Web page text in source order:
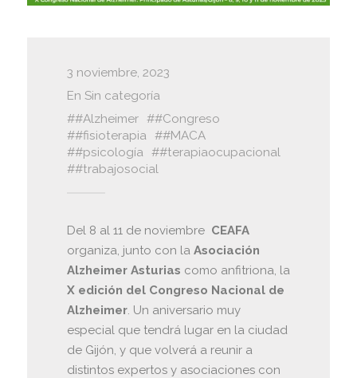
3 noviembre, 2023
En Sin categoría
#Alzheimer
#Congreso
#fisioterapia
#MACA
#psicología
#terapiaocupacional
#trabajosocial
Del 8 al 11 de noviembre CEAFA
organiza, junto con la Asociación
Alzheimer Asturias como anfitriona, la
X edición del Congreso Nacional de
Alzheimer. Un aniversario muy
especial que tendrá lugar en la ciudad
de Gijón, y que volverá a reunir a
distintos expertos y asociaciones con